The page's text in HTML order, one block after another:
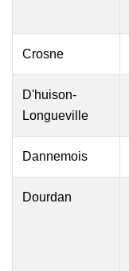
Crosne
D'huison-
Longueville
Dannemois
Dourdan